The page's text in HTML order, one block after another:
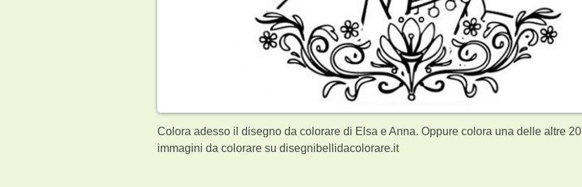
Colora adesso il disegno da colorare di Elsa e Anna. Oppure colora una delle altre 20
immagini da colorare su disegnibellidacolorare.it